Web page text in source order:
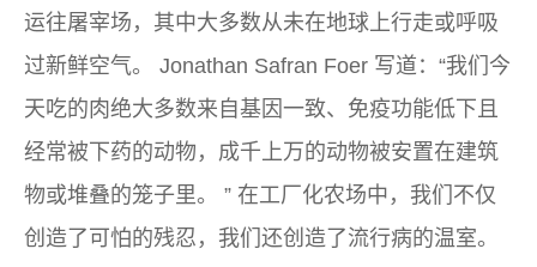
运往屠宰场，其中大多数从未在地球上行走或呼吸
过新鲜空气。 Jonathan Safran Foer 写道：“我们今
天吃的肉绝大多数来自基因一致、免疫功能低下且
经常被下药的动物，成千上万的动物被安置在建筑
物或堆叠的笼子里。
” 在工厂化农场中，我们不仅
创造了可怕的残忍，我们还创造了流行病的温室。